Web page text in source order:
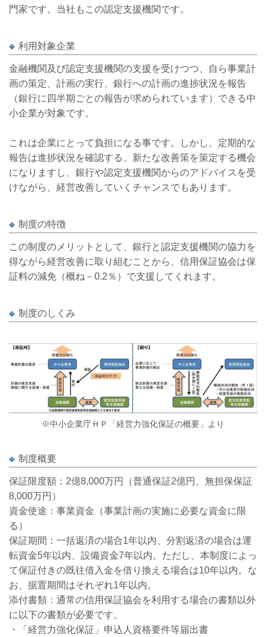
門家です。当社もこの認定支援機関です。
利用対象企業
金融機関及び認定支援機関の支援を受けつつ、自ら事業計
画の策定、計画の実行、銀行への計画の進捗状況を報告
（銀行に四半期ごとの報告が求められています）できる中
小企業が対象です。
これは企業にとって負担になる事です。しかし、定期的な
報告は進捗状況を確認する、新たな改善策を策定する機会
になりますし、銀行や認定支援機関からのアドバイスを受
けながら、経営改善していくチャンスでもあります。
制度の特徴
この制度のメリットとして、銀行と認定支援機関の協力を
得ながら経営改善に取り組むことから、信用保証協会は保
証料の減免（概ね－ 0.2 ％）で支援してくれます。
制度のしくみ
※中小企業庁ＨＰ「 経営力強化保証の概要 」より
制度概要
保証限度額： 2億8,000万円（普通保証2億円、無担保保証
8,000万円）
資金使途：事業資金（事業計画の実施に必要な資金に限
る）
保証期間：一括返済の場合1年以内、分割返済の場合は運
転資金5年以内、設備資金7年以内。ただし、本制度によっ
て保証付きの既往借入金を借り換える場合は10年以内。な
お、据置期間はそれぞれ1年以内。
添付書類：通常の信用保証協会を利用する場合の書類以外
に以下の書類が必要です。
・「経営力強化保証」申込人資格要件等届出書